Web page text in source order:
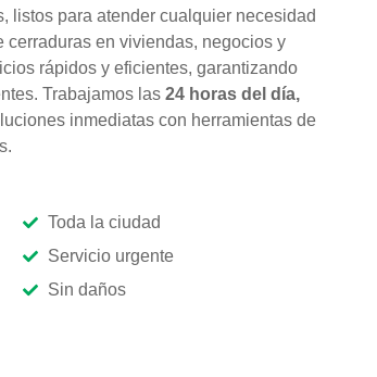
listos para atender cualquier necesidad
en viviendas, negocios y
rápidos y eficientes, garantizando
Trabajamos las 24 horas del día,
inmediatas con herramientas de
Toda la ciudad
Servicio urgente
Sin daños